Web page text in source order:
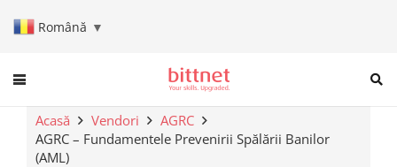
Română ▼
When autocomplete results
Acasă Vendori
AGRC
AGRC – Fundamentele Prevenirii Spălării Banilor
(AML)